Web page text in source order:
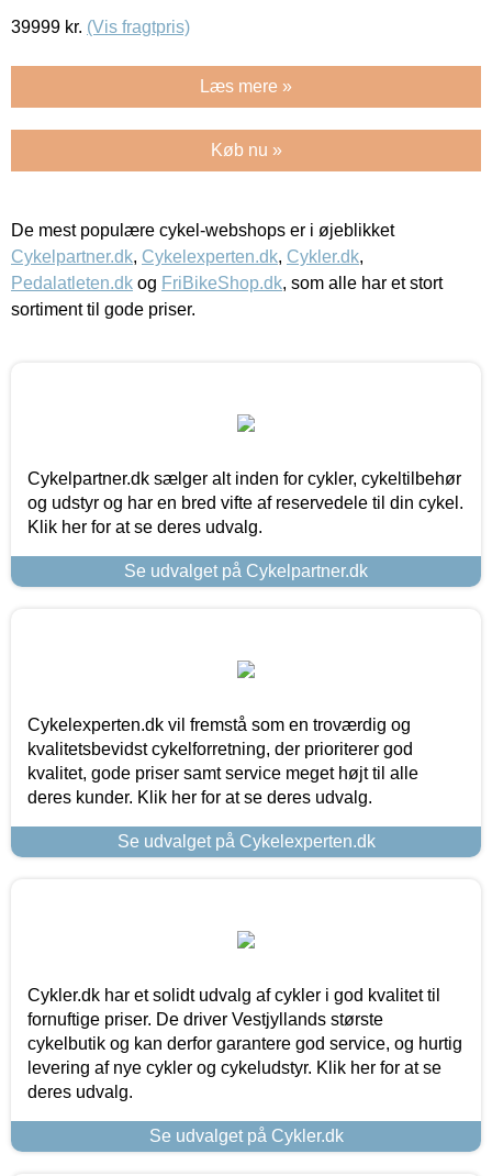
39999 kr. (Vis fragtpris)
Læs mere »
Køb nu »
De mest populære cykel-webshops er i øjeblikket
Cykelpartner.dk, Cykelexperten.dk, Cykler.dk,
Pedalatleten.dk og FriBikeShop.dk, som alle har et stort
sortiment til gode priser.
Cykelpartner.dk sælger alt inden for cykler, cykeltilbehør
og udstyr og har en bred vifte af reservedele til din cykel.
Klik her for at se deres udvalg.
Se udvalget på Cykelpartner.dk
Cykelexperten.dk vil fremstå som en troværdig og
kvalitetsbevidst cykelforretning, der prioriterer god
kvalitet, gode priser samt service meget højt til alle
deres kunder. Klik her for at se deres udvalg.
Se udvalget på Cykelexperten.dk
Cykler.dk har et solidt udvalg af cykler i god kvalitet til
fornuftige priser. De driver Vestjyllands største
cykelbutik og kan derfor garantere god service, og hurtig
levering af nye cykler og cykeludstyr. Klik her for at se
deres udvalg.
Se udvalget på Cykler.dk